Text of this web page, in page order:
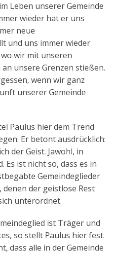
Leben unserer Gemeinde
wieder hat er uns
neue
und uns immer wieder
wir mit unseren
unsere Grenzen stießen.
wenn wir ganz
unserer Gemeinde
Paulus hier dem Trend
Er betont ausdrücklich:
der Geist. Jawohl, in
Es ist nicht so, dass es in
Gemeindeglieder
der geistlose Rest
unterordnet.
ist Träger und
so stellt Paulus hier fest.
dass alle in der Gemeinde